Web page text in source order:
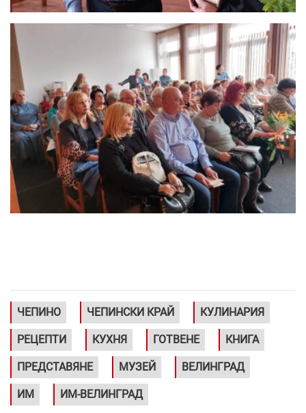
ЧЕПИНО ЧЕПИНСКИ КРАЙ КУЛИНАРИЯ
РЕЦЕПТИ КУХНЯ ГОТВЕНЕ КНИГА
ПРЕДСТАВЯНЕ МУЗЕЙ ВЕЛИНГРАД
ИМ ИМ-ВЕЛИНГРАД